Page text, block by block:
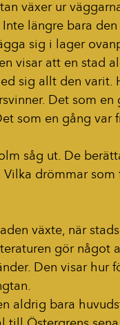
växer ur
längre bara
sig i lager
visar att en stad
sig allt den varit.
Det som
som en gång
såg ut. De
drömmar som
växte, när
gör något
Den visar hur
aldrig bara